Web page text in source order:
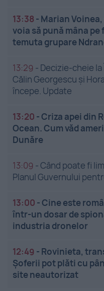
13:38 - Marian
voia să pună mâna
temuta grupare
13:29 - Decizie-cheie
Călin Georgescu și
începe. Update
13:20 -Criza apei din
Ocean. Cum văd
Dunăre
13:09 -Când poate fi
Planul Guvernului
13:00 -Cine este
într-un dosar de
industria dronelor
12:49 - Rovinieta,
Șoferii pot plăti cu
site neautorizat